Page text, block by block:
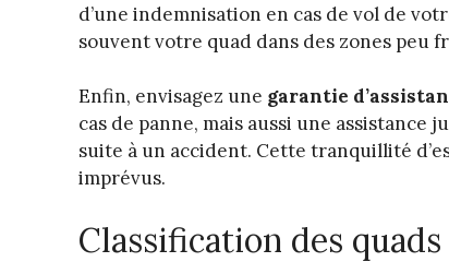
d’une indemnisation en cas de vol de
souvent votre quad dans des zones peu
Enfin, envisagez une garantie
cas de panne, mais aussi une
suite à un accident. Cette tranquillité
imprévus.
Classification des